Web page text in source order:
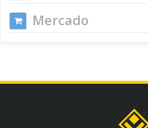
Mercado